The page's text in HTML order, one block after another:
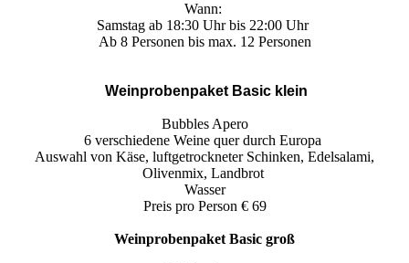
Wann:
Samstag ab 18:30 Uhr bis 22:00 Uhr
Ab 8 Personen bis max. 12 Personen
Weinprobenpaket Basic klein
Bubbles Apero
6 verschiedene Weine quer durch Europa
Auswahl von Käse, luftgetrockneter Schinken, Edelsalami,
Olivenmix, Landbrot
Wasser
Preis pro Person € 69
Weinprobenpaket Basic groß